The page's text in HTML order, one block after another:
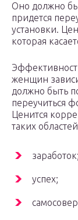
Оно должно
придется
установки.
которая
женщин
должно быть
переучиться
Ценится
таких
заработок;
успех;